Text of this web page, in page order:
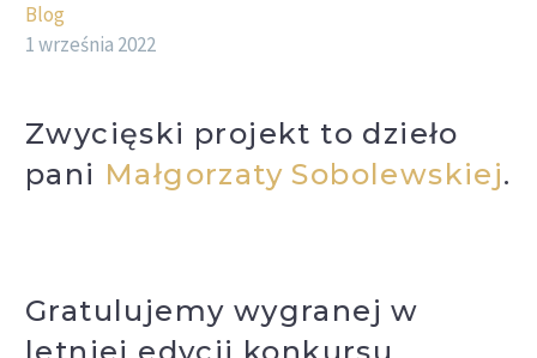
Blog
1 września 2022
Zwycięski projekt to dzieło
pani Małgorzaty Sobolewskiej.
Gratulujemy wygranej w
letniej edycji konkursu